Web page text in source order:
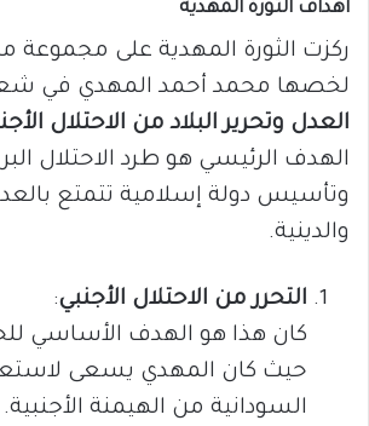
أهداف الثورة المهدية
ركزت الثورة المهدية على مجموعة
لخصها محمد أحمد المهدي في
العدل وتحرير البلاد من الاحتلال
الهدف الرئيسي هو طرد الاحتلال
وتأسيس دولة إسلامية تتمتع
والدينية.
التحرر من الاحتلال الأجنبي:
كان هذا هو الهدف الأساسي
حيث كان المهدي يسعى
السودانية من الهيمنة الأجنبية.